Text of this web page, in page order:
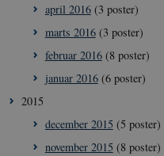
april 2016(3 poster)
marts 2016(3 poster)
februar 2016(8 poster)
januar 2016(6 poster)
2015
december 2015 (5 poster)
november 2015 (8 poster)